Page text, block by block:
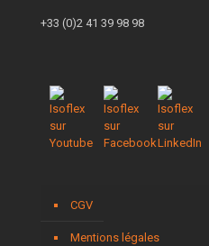
+33 (0)2 41 39 98 98
CGV
Mentions légales